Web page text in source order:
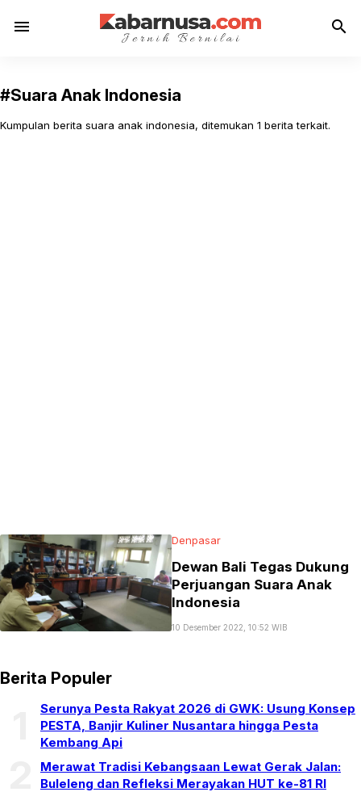
menu search
#Suara Anak Indonesia
Kumpulan berita suara anak indonesia, ditemukan 1 berita terkait.
Denpasar
Dewan Bali Tegas Dukung
Perjuangan Suara Anak
Indonesia
10 Desember 2022, 10:52 WIB
Berita Populer
Serunya Pesta Rakyat 2026 di GWK: Usung Konsep
PESTA, Banjir Kuliner Nusantara hingga Pesta
Kembang Api
Merawat Tradisi Kebangsaan Lewat Gerak Jalan:
Buleleng dan Refleksi Merayakan HUT ke-81 RI